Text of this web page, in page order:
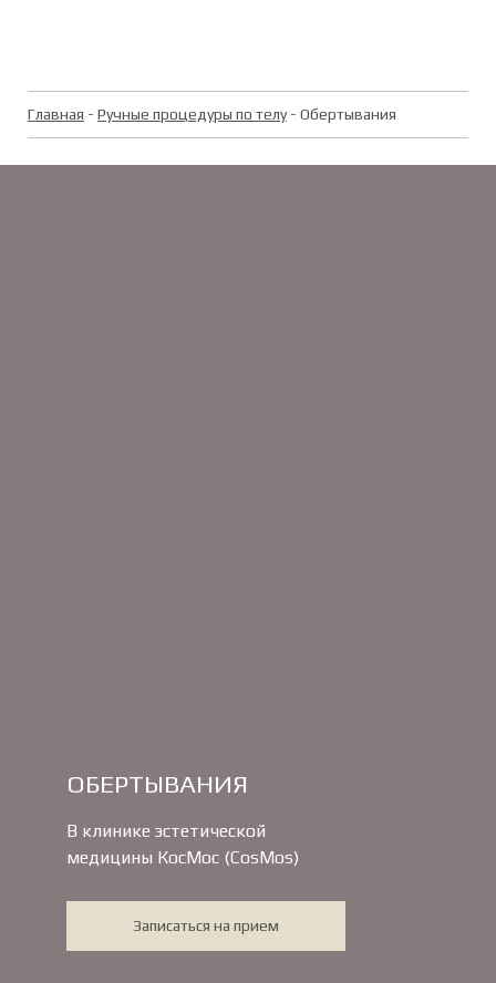
Главная - Ручные процедуры по телу- Обертывания
Записаться на прием
В клинике эстетической
медицины КосМос (CosMos)
ОБЕРТЫВАНИЯ